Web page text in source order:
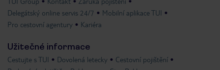
Delegátský online servis 24/7
Mobilní aplikace TUI
Pro cestovní agentury
Kariéra
Užitečné informace
Cestujte s TUI Dovolená letecky
Cestovní pojištění